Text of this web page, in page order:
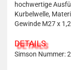
hochwertige
Kurbelwelle,
Gewinde M27 x
DETAILS
Simson Nummer: